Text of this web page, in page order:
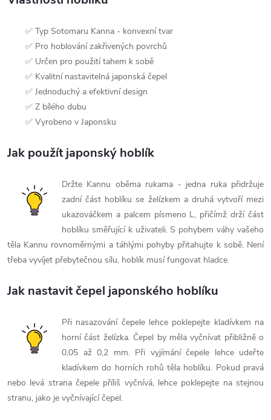
✅ Typ Sotomaru Kanna - konvexní tvar
✅ Pro hoblování zakřivených povrchů
✅ Určen pro použití tahem k sobě
✅ Kvalitní nastavitelná japonská čepel
✅ Jednoduchý a efektivní design
✅ Z bílého dubu
✅ Vyrobeno v Japonsku
Jak použít japonský hoblík
Držte Kannu oběma rukama - jedna ruka přidržuje
zadní část hoblíku se želízkem a druhá vytvoří mezi
ukazováčkem a palcem písmeno L, přičímž drží část
hoblíku směřující k uživateli. S pohybem váhy vašeho
těla Kannu rovnoměrnými a táhlými pohyby přitahujte k sobě. Není
třeba vyvíjet přebytečnou sílu, hoblík musí fungovat hladce.
Jak nastavit čepel japonského hoblíku
Při nasazování čepele lehce poklepejte kladívkem na
horní část želízka. Čepel by měla vyčnívat přibližně o
0,05 až 0,2 mm. Při vyjímání čepele lehce udeřte
kladívkem do horních rohů těla hoblíku. Pokud pravá
nebo levá strana čepele příliš vyčnívá, lehce poklepejte na stejnou
stranu, jako je vyčnívající čepel.